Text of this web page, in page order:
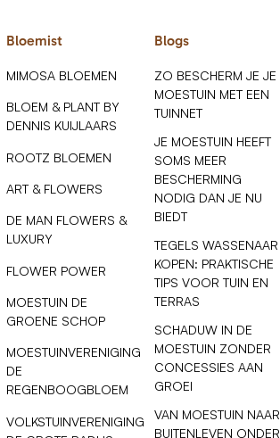
Bloemist
MIMOSA BLOEMEN
BLOEM & PLANT BY
DENNIS KUIJLAARS
ROOTZ BLOEMEN
ART & FLOWERS
DE MAN FLOWERS &
LUXURY
FLOWER POWER
MOESTUIN DE
GROENE SCHOP
MOESTUINVERENIGING
DE
REGENBOOGBLOEM
VOLKSTUINVERENIGING
Blogs
ZO BESCHERM JE JE
MOESTUIN MET EEN
TUINNET
JE MOESTUIN HEEFT
SOMS MEER
BESCHERMING
NODIG DAN JE NU
BIEDT
TEGELS WASSENAAR
KOPEN: PRAKTISCHE
TIPS VOOR TUIN EN
TERRAS
SCHADUW IN DE
MOESTUIN ZONDER
CONCESSIES AAN
GROEI
VAN MOESTUIN NAAR
BUITENLEVEN ONDER